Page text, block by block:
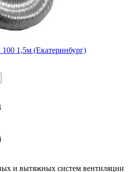
1,5м (Екатеринбург)
и вытяжных систем вентиляции